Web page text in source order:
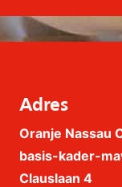
Adres
Oranje Nassau
basis-kader-
Clauslaan 4